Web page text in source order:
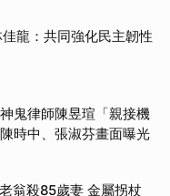
龍：共同強化民主韌性
鬼律師陳昱瑄「親接機
時中、張淑芬畫面曝光
翁殺85歲妻 金屬拐杖